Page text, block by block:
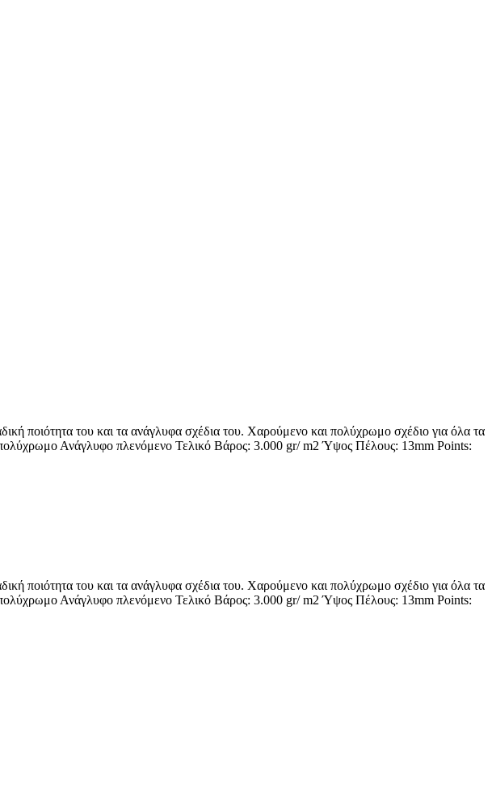
ποιότητα του και τα ανάγλυφα σχέδια του. Χαρούμενο και πολύχρωμο σχέδιο για όλα τα
πολύχρωμο Ανάγλυφο πλενόμενο Τελικό Βάρος: 3.000 gr/ m2 Ύψος Πέλους: 13mm Points:
ποιότητα του και τα ανάγλυφα σχέδια του. Χαρούμενο και πολύχρωμο σχέδιο για όλα τα
πολύχρωμο Ανάγλυφο πλενόμενο Τελικό Βάρος: 3.000 gr/ m2 Ύψος Πέλους: 13mm Points: